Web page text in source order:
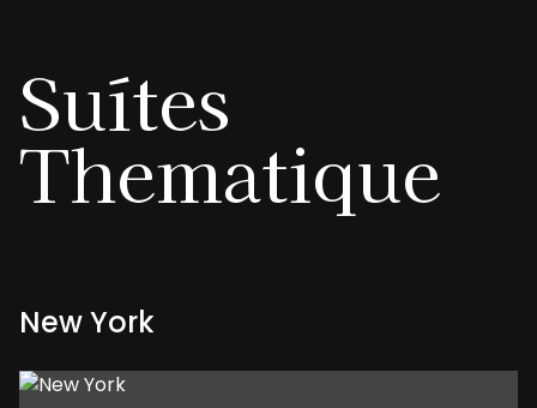
Suítes
Thematique
New York